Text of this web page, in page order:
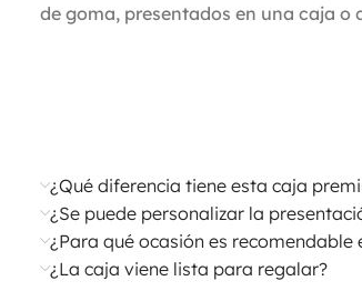
de goma, presentados en una caja o
¿Qué diferencia tiene esta caja
¿Se puede personalizar la
¿Para qué ocasión es
¿La caja viene lista para regalar?